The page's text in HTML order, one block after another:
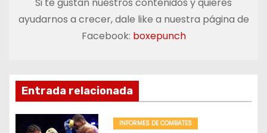
a
ó
n
ayudarnos a crecer, dale like a nuestra página de
Facebook: boxepunch
Entrada relacionada
INFORMES DE COMBATES